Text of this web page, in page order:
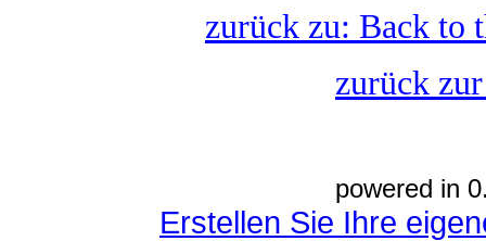
zurück zu: Back to
zurück
powered in
Erstellen Sie Ihre